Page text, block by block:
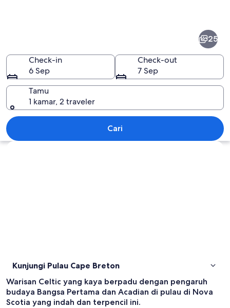
Breton
25
Check-in
6 Sep
Check-out
7 Sep
Tamu
1 kamar, 2 traveler
Cari
Jelajahi peta
Kunjungi Pulau Cape Breton
Warisan Celtic yang kaya berpadu dengan pengaruh
budaya Bangsa Pertama dan Acadian di pulau di Nova
Scotia yang indah dan terpencil ini.